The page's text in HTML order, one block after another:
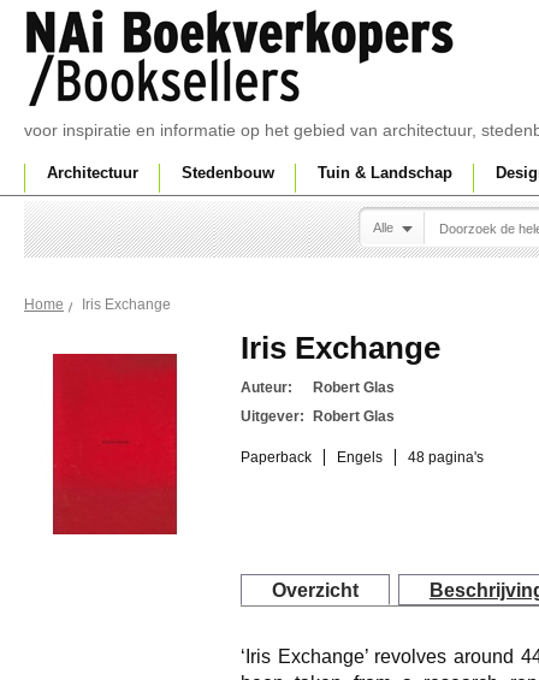
voor inspiratie en informatie op het gebied van architectuur,
Architectuur Stedenbouw Tuin & Landschap
Alle
Home Iris Exchange
Iris Exchange
Auteur:
Robert Glas
Uitgever:
Robert Glas
Paperback Engels 48 pagina's
Overzicht
‘Iris Exchange’ revolves around